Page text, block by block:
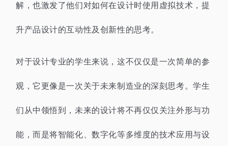
解，也激发了他们对如何在设计时使用虚拟技术，提
升产品设计的互动性及创新性的思考。
对于设计专业的学生来说，这不仅仅是一次简单的参
观，它更像是一次关于未来制造业的深刻思考。学生
们从中领悟到，未来的设计将不再仅仅关注外形与功
能，而是将智能化、数字化等多维度的技术应用与设